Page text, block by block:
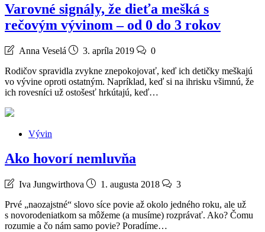
Varovné signály, že dieťa mešká s
rečovým vývinom – od 0 do 3 rokov
Anna Veselá 3. apríla 2019
0
Rodičov spravidla zvykne znepokojovať, keď ich detičky meškajú
vo vývine oproti ostatným. Napríklad, keď si na ihrisku všimnú, že
ich rovesníci už ostošesť hrkútajú, keď…
Vývin
Ako hovorí nemluvňa
Iva Jungwirthova 1. augusta 2018
3
Prvé „naozajstné“ slovo síce povie až okolo jedného roku, ale už
s novorodeniatkom sa môžeme (a musíme) rozprávať. Ako? Čomu
rozumie a čo nám samo povie? Poradíme…